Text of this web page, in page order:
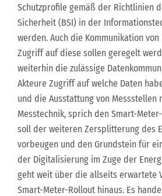
Schutzprofile gemäß der Richtlinien
Sicherheit (BSI) in der
werden. Auch die Kommunikation
Zugriff auf diese sollen geregelt
weiterhin die zulässige
Akteure Zugriff auf welche Daten
und die Ausstattung von Messstellen
Messtechnik, sprich den Smart-
soll der weiteren Zersplitterung des
vorbeugen und den Grundstein für
der Digitalisierung im Zuge der
geht weit über die allseits erwartete
Smart-Meter-Rollout hinaus. Es